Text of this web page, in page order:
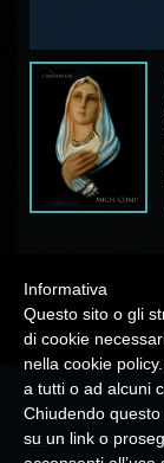
RSS© Copyright 2026
Informativa
Questo sito o gli
di cookie
nella cookie
a tutti o ad alcuni
Chiudendo
su un link o